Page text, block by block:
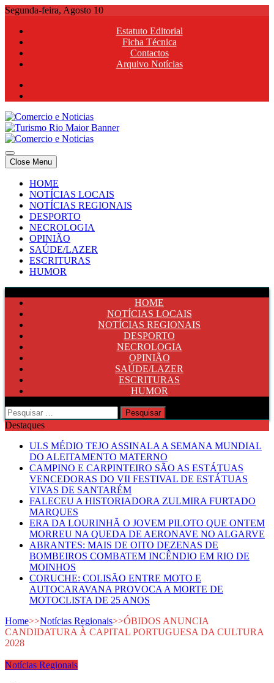
Skip
content
Segunda-feira, Agosto 10
Estatuto Editorial
Ficha Técnica
Contactos
Arquivo Notícias
Comercio e Noticias
Notícias e Publicidade Online
Comercio e Noticias
Notícias e Publicidade Online
Close Menu
HOME
NOTÍCIAS LOCAIS
NOTÍCIAS REGIONAIS
DESPORTO
NECROLOGIA
OPINIÃO
SAÚDE/LAZER
ESCRITURAS
HUMOR
HOME
NOTÍCIAS LOCAIS
NOTÍCIAS REGIONAIS
DESPORTO
NECROLOGIA
OPINIÃO
SAÚDE/LAZER
ESCRITURAS
HUMOR
Pesquisar
por:
Destaques
ULS MÉDIO TEJO ASSINALA A SEMANA MUNDIAL
DO ALEITAMENTO MATERNO
CAMPINO E CARPINTEIRO SÃO AS ESTÁTUAS
VENCEDORAS DO VII FESTIVAL DE ESTÁTUAS
VIVAS DE SANTARÉM
FALECEU A HISTORIADORA ZULMIRA FURTADO
MARQUES
ERA DA LOURINHÃ O JOVEM PILOTO QUE ONTEM
MORREU NA QUEDA DE AERONAVE NO ALGARVE
ABRANTES: MAIS DE OITO DEZENAS DE
BOMBEIROS COMBATEM INCÊNDIO EM RIO DE
MOINHOS
CORUCHE: COLISÃO ENTRE MOTO E
AUTOCARAVANA PROVOCA A MORTE DE
MOTOCLISTA DE 25 ANOS
Home>>Notícias Regionais>>ÓBIDOS ANUNCIA
CANDIDATURA À CAPITAL PORTUGUESA DA CULTURA
2028
Notícias Regionais